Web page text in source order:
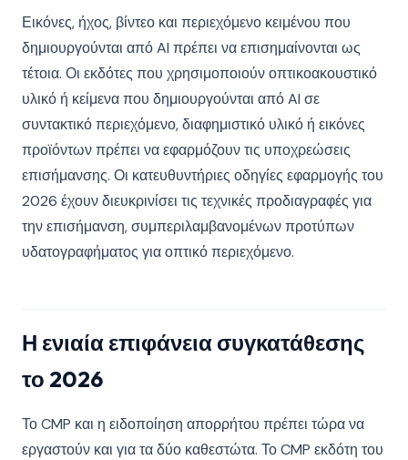
Εικόνες, ήχος, βίντεο και περιεχόμενο κειμένου που
δημιουργούνται από AI πρέπει να επισημαίνονται ως
τέτοια. Οι εκδότες που χρησιμοποιούν οπτικοακουστικό
υλικό ή κείμενα που δημιουργούνται από AI σε
συντακτικό περιεχόμενο, διαφημιστικό υλικό ή εικόνες
προϊόντων πρέπει να εφαρμόζουν τις υποχρεώσεις
επισήμανσης. Οι κατευθυντήριες οδηγίες εφαρμογής του
2026 έχουν διευκρινίσει τις τεχνικές προδιαγραφές για
την επισήμανση, συμπεριλαμβανομένων προτύπων
υδατογραφήματος για οπτικό περιεχόμενο.
Η ενιαία επιφάνεια συγκατάθεσης
το 2026
Το CMP και η ειδοποίηση απορρήτου πρέπει τώρα να
εργαστούν και για τα δύο καθεστώτα. Το CMP εκδότη του